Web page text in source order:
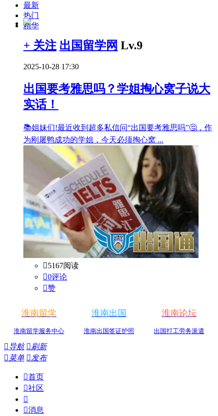
最新
热门
精华
+ 关注 出国留学网 Lv.9
2025-10-28 17:30
出国要考雅思吗？学姐掏心窝子说大
实话！
📚姐妹们!最近收到超多私信问“出国要考雅思吗”🤔，作
为刚屠鸭成功的学姐，今天必须掏心窝 ...
5167阅读
0评论
赞
淮南留学
淮南留学服务中心
淮南出国
淮南出国签证护照
淮南论坛
出国打工劳务派遣
导航 刷新
菜单 发布
首页
社区

消息